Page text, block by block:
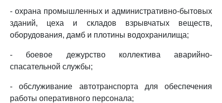
- охрана промышленных и административно-бытовых
зданий, цеха и складов взрывчатых веществ,
оборудования, дамб и плотины водохранилища;
- боевое дежурство коллектива аварийно-
спасательной службы;
- обслуживание автотранспорта для обеспечения
работы оперативного персонала;